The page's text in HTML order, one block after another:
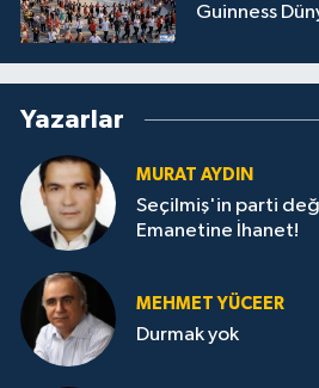
Guinness
Yazarlar
MURAT AYDIN
Seçilmiş'in parti
Emanetine İhanet!
MEHMET YÜCEER
Durmak yok